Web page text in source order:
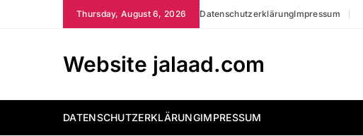
Thursday, August 6, 2026 DatenschutzerklärungImpressum
Website jalaad.com
DATENSCHUTZERKLÄRUNGIMPRESSUM